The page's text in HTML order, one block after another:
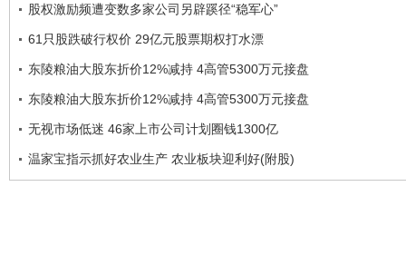
股权激励频遭变数多家公司另辟蹊径“稳军心”
61只股跌破行权价 29亿元股票期权打水漂
东陵粮油大股东折价12%减持 4高管5300万元接盘
东陵粮油大股东折价12%减持 4高管5300万元接盘
无视市场低迷 46家上市公司计划圈钱1300亿
温家宝指示抓好农业生产 农业板块迎利好(附股)